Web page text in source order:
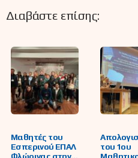
Διαβάστε επίσης:
Μαθητές του
Εσπερινού ΕΠΑΛ
του 1ου